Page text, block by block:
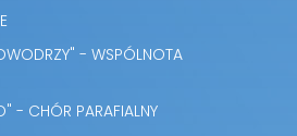
- WSPÓLNOTA
- CHÓR PARAFIALNY